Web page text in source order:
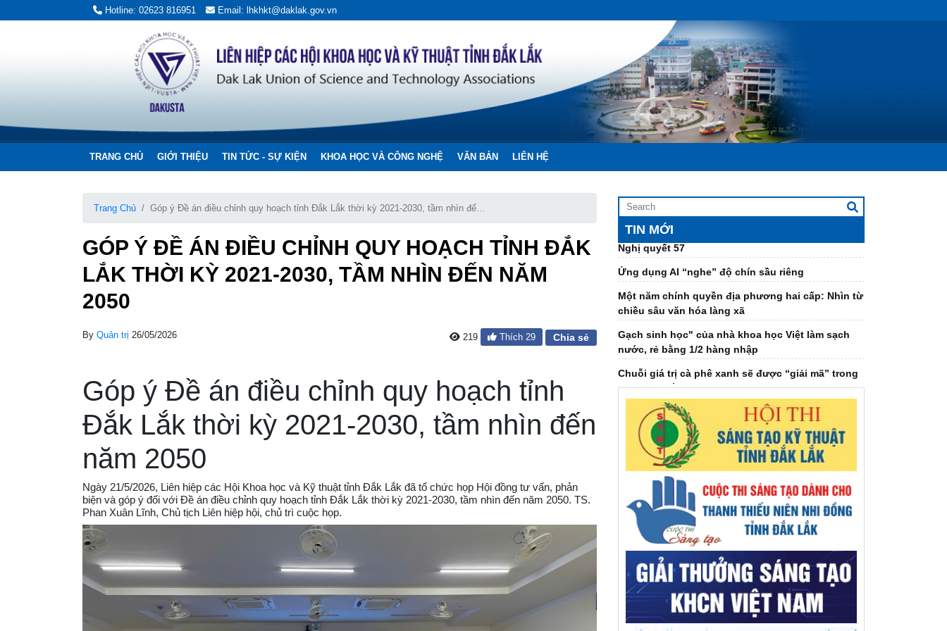
Hotline: 02623 816951 Email: lhkhkt@daklak.gov.vn
TRANG CHỦ GIỚI THIỆU TIN TỨC - SỰ KIỆN KHOA HỌC VÀ CÔNG NGHỆ VĂN BẢN LIÊN HỆ
Trang Chủ
Góp ý Đề án điều chỉnh quy hoạch tỉnh Đắk Lắk thời kỳ 2021-2030, tầm nhìn đến
GÓP Ý ĐỀ ÁN ĐIỀU CHỈNH QUY HOẠCH TỈNH ĐẮK
LẮK THỜI KỲ 2021-2030, TẦM NHÌN ĐẾN NĂM
2050
By Quản trị 26/05/2026 219 Thích 29 Chia sẻ
Góp ý Đề án điều chỉnh quy hoạch tỉnh
Đắk Lắk thời kỳ 2021-2030, tầm nhìn đến
năm 2050
Ngày 21/5/2026, Liên hiệp các Hội Khoa học và Kỹ thuật tỉnh Đắk Lắk đã tổ chức họp Hội đồng tư vấn, phản
biện và góp ý đối với Đề án điều chỉnh quy hoạch tỉnh Đắk Lắk thời kỳ 2021-2030, tầm nhìn đến năm 2050. TS.
Phan Xuân Lĩnh, Chủ tịch Liên hiệp hội, chủ trì cuộc họp.
TIN MỚI
cản để bứt phá
Đề xuất hỗ trợ 50% lãi suất vay thúc đẩy doanh
nghiệp đổi mới công nghệ
Liên hiệp các Hội khoa học và kỹ thuật tỉnh: Kiện
toàn tổ chức bộ máy, nâng cao chất lượng hoạt
động các hội thành viên
ĐẠI HỘI ĐẠI BIỂU LIÊN HIỆP CÁC HỘI KHOA HỌC
Khơi dậy sức mạnh đội ngũ trí thức thực hiện
Nghị quyết 57
Ứng dụng AI “nghe” độ chín sầu riêng
Một năm chính quyền địa phương hai cấp: Nhìn từ
chiều sâu văn hóa làng xã
Gạch sinh học" của nhà khoa học Việt làm sạch
nước, rẻ bằng 1/2 hàng nhập
Chuỗi giá trị cà phê xanh sẽ được “giải mã” trong
talkshow sắp phát sóng
Đại hội Hội Dưỡng sinh tâm thể tỉnh khóa IV,
nhiệm kỳ 2026-2031
Đại hội đại biểu Hội Khuyến học tỉnh Đắk Lắk lần
thứ I, nhiệm kỳ 2026 - 2031
Giải mã ‘bài toán khó’ EUDR bằng bản đồ số cà
phê Đắk Lắk
Việt Nam đứng thứ 2 Đông Nam Á, thứ 7 thế giới
về chuyển đổi địa chỉ Internet thế hệ mới
Báo chí thời đại số - khi công nghệ song hành
cùng tư duy đổi mới
GS.VS.TSKH Trần Đình Long: Khoa học chỉ thật sự
có giá trị khi đến được với người dân
AILPA – Robot AI hỗ trợ người cao tuổi sống neo